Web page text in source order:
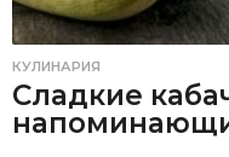
КУЛИНАРИЯ
Сладкие